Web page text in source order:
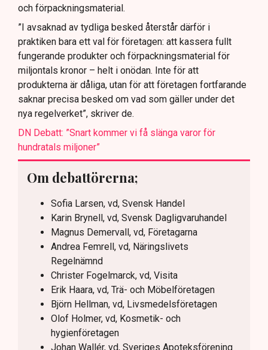
och förpackningsmaterial.
”I avsaknad av tydliga besked återstår därför i
praktiken bara ett val för företagen: att kassera fullt
fungerande produkter och förpackningsmaterial för
miljontals kronor – helt i onödan. Inte för att
produkterna är dåliga, utan för att företagen fortfarande
saknar precisa besked om vad som gäller under det
nya regelverket”, skriver de.
DN Debatt: ”Snart kommer vi få slänga varor för
hundratals miljoner”
Om debattörerna;
Sofia Larsen, vd, Svensk Handel
Karin Brynell, vd, Svensk Dagligvaruhandel
Magnus Demervall, vd, Företagarna
Andrea Femrell, vd, Näringslivets
Regelnämnd
Christer Fogelmarck, vd, Visita
Erik Haara, vd, Trä- och Möbelföretagen
Björn Hellman, vd, Livsmedelsföretagen
Olof Holmer, vd, Kosmetik- och
hygienföretagen
Johan Wallér, vd, Sveriges Apoteksförening